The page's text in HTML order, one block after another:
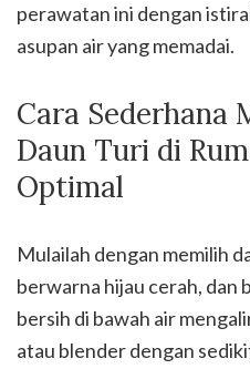
perawatan ini dengan
asupan air yang memadai.
Cara Sederhana
Daun Turi di
Optimal
Mulailah dengan memilih
berwarna hijau cerah, dan
bersih di bawah air
atau blender dengan